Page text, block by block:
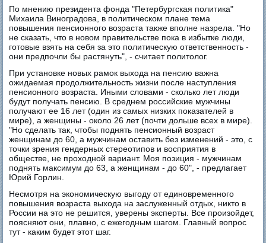
По мнению президента фонда "Петербургская политика"
Михаила Виноградова, в политическом плане тема
повышения пенсионного возраста также вполне назрела. "Но
не сказать, что в новом правительстве пока в избытке люди,
готовые взять на себя за это политическую ответственность -
они предпочли бы растянуть", - считает политолог.
При установке новых рамок выхода на пенсию важна
ожидаемая продолжительность жизни после наступления
пенсионного возраста. Иными словами - сколько лет люди
будут получать пенсию. В среднем российские мужчины
получают ее 16 лет (один из самых низких показателей в
мире), а женщины - около 26 лет (почти дольше всех в мире).
"Но сделать так, чтобы поднять пенсионный возраст
женщинам до 60, а мужчинам оставить без изменений - это, с
точки зрения гендерных стереотипов и восприятия в
обществе, не проходной вариант. Моя позиция - мужчинам
поднять максимум до 63, а женщинам - до 60", - предлагает
Юрий Горлин.
Несмотря на экономическую выгоду от единовременного
повышения возраста выхода на заслуженный отдых, никто в
России на это не решится, уверены эксперты. Все произойдет,
поясняют они, плавно, с ежегодным шагом. Главный вопрос
тут - каким будет этот шаг.